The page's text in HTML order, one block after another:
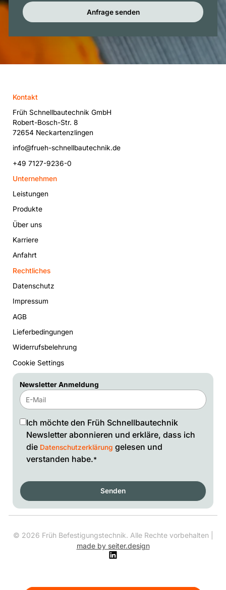
Anfrage senden
Kontakt
Früh Schnellbautechnik GmbH
Robert-Bosch-Str. 8
72654 Neckartenzlingen
info@frueh-schnellbautechnik.de
+49 7127-9236-0
Unternehmen
Leistungen
Produkte
Über uns
Karriere
Anfahrt
Rechtliches
Datenschutz
Impressum
AGB
Lieferbedingungen
Widerrufsbelehrung
Cookie Settings
Newsletter Anmeldung
Ich möchte den Früh Schnellbautechnik
Newsletter abonnieren und erkläre, dass ich
die Datenschutzerklärung gelesen und
verstanden habe.*
Senden
© 2026 Früh Befestigungstechnik. Alle Rechte vorbehalten |
made by seiter.design